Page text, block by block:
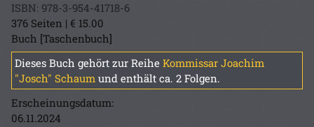
ISBN: 978-3-954-41718-6
376 Seiten | € 15.00
Buch [Taschenbuch]
Dieses Buch gehört zur Reihe Kommissar Joachim
"Josch" Schaum und enthält ca. 2 Folgen.
Erscheinungsdatum:
06.11.2024